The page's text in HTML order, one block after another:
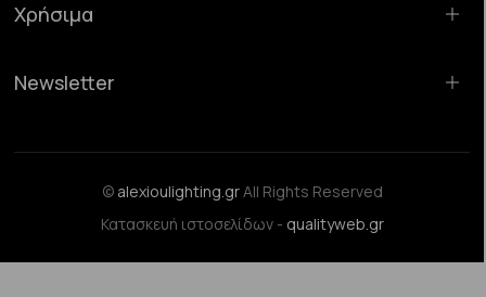
Χρήσιμα
Newsletter
© alexioulighting.grAll Rights Reserved
Κατασκευή ιστοσελίδων - qualityweb.gr